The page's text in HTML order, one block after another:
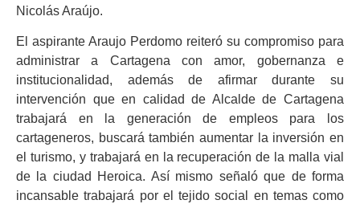
Nicolás Araújo.
El aspirante Araujo Perdomo reiteró su compromiso para
administrar a Cartagena con amor, gobernanza e
institucionalidad, además de afirmar durante su
intervención que en calidad de Alcalde de Cartagena
trabajará en la generación de empleos para los
cartageneros, buscará también aumentar la inversión en
el turismo, y trabajará en la recuperación de la malla vial
de la ciudad Heroica. Así mismo señaló que de forma
incansable trabajará por el tejido social en temas como